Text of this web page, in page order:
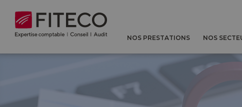
NOS PRESTATIONS NOS